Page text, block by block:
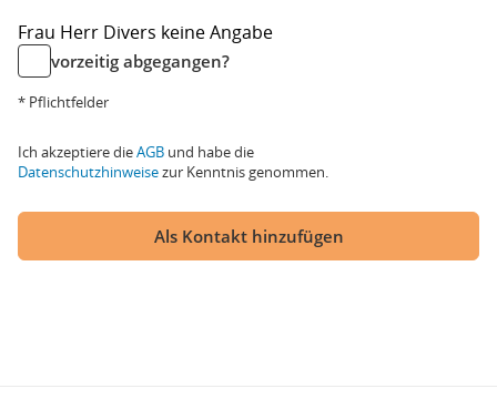
Frau Herr Divers keine Angabe
vorzeitig abgegangen?
* Pflichtfelder
Ich akzeptiere dieAGB und habe die
Datenschutzhinweisezur Kenntnis genommen.
Als Kontakt hinzufügen